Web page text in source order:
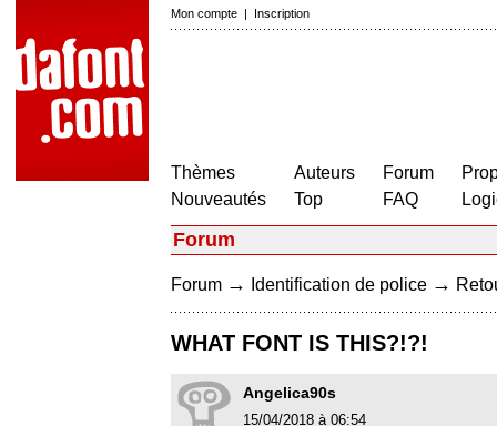
Mon compte | Inscription
Thèmes
Nouveautés
Auteurs
Top
Forum
FAQ
Forum
Forum → Identification de police →
WHAT FONT IS THIS?!?!
Angelica90s
15/04/2018 à 06:54